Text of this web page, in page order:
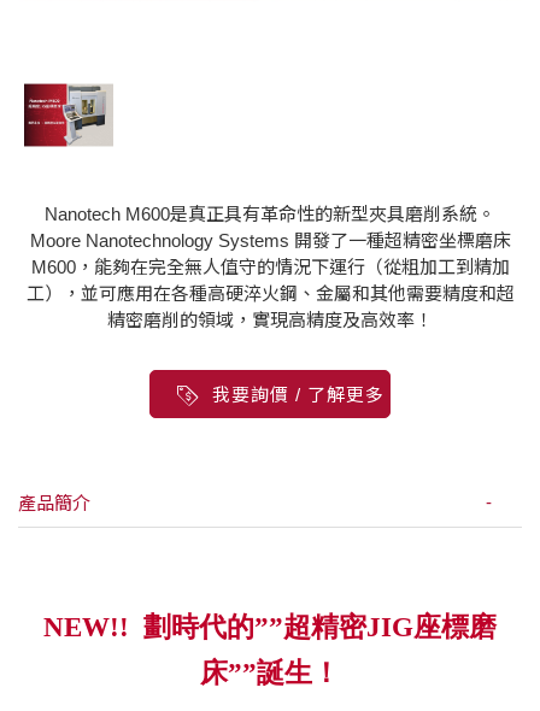
Nanotech M600是真正具有革命性的新型夾具磨削系統。
Moore Nanotechnology Systems 開發了一種超精密坐標磨床
M600，能夠在完全無人值守的情況下運行（從粗加工到精加
工），並可應用在各種高硬淬火鋼、金屬和其他需要精度和超
精密磨削的領域，實現高精度及高效率！
我要詢價 / 了解更多
產品簡介
NEW!! 劃時代的””超精密JIG座標磨
床””誕生！